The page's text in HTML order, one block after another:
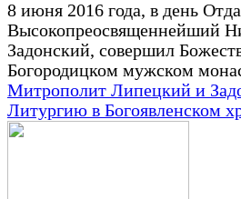
8 июня 2016 года, в день
Высокопреосвященнейший
Задонский, совершил
Богородицком мужском
Митрополит Липецкий и
Литургию в Богоявленском